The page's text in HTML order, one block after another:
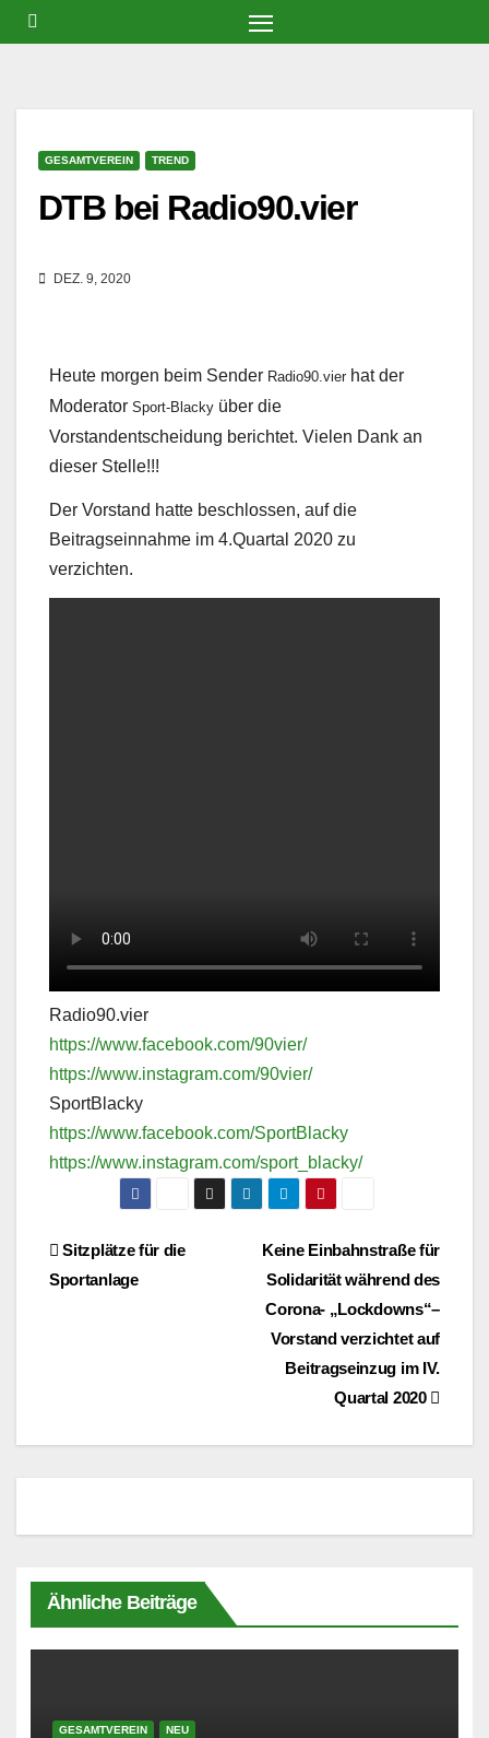
Zum
Inhalt
GESAMTVEREIN TREND
DTB bei Radio90.vier
DEZ. 9, 2020
Heute morgen beim Sender Radio90.vier hat der
Moderator Sport-Blacky über die
Vorstandentscheidung berichtet. Vielen Dank an
dieser Stelle!!!
Der Vorstand hatte beschlossen, auf die
Beitragseinnahme im 4.Quartal 2020 zu
verzichten.
Radio90.vier
https://www.facebook.com/90vier/
https://www.instagram.com/90vier/
SportBlacky
https://www.facebook.com/SportBlacky
https://www.instagram.com/sport_blacky/
BeitragsnavigationKeine Einbahnstraße für
Solidarität während des
Corona- „Lockdowns“–
Vorstand verzichtet auf
Beitragseinzug im IV.
Quartal 2020
Sitzplätze für die
Sportanlage
Ähnliche Beiträge
GESAMTVEREIN NEU